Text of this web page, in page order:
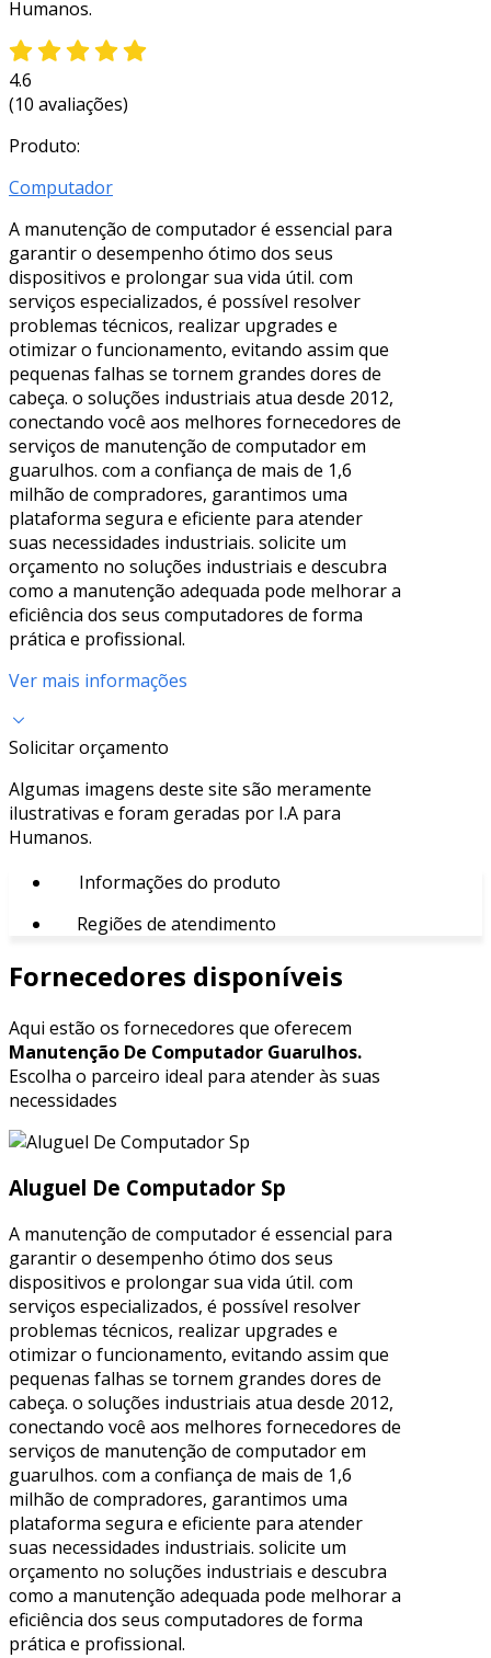
Humanos.
4.6
(10 avaliações)
Produto:
Computador
A manutenção de computador é essencial para
garantir o desempenho ótimo dos seus
dispositivos e prolongar sua vida útil. com
serviços especializados, é possível resolver
problemas técnicos, realizar upgrades e
otimizar o funcionamento, evitando assim que
pequenas falhas se tornem grandes dores de
cabeça. o soluções industriais atua desde 2012,
conectando você aos melhores fornecedores de
serviços de manutenção de computador em
guarulhos. com a confiança de mais de 1,6
milhão de compradores, garantimos uma
plataforma segura e eficiente para atender
suas necessidades industriais. solicite um
orçamento no soluções industriais e descubra
como a manutenção adequada pode melhorar a
eficiência dos seus computadores de forma
prática e profissional.
Ver mais informações
Solicitar orçamento
Algumas imagens deste site são meramente
ilustrativas e foram geradas por I.A para
Humanos.
Informações do produto
Regiões de atendimento
Fornecedores disponíveis
Aqui estão os fornecedores que oferecem
Manutenção De Computador Guarulhos.
Escolha o parceiro ideal para atender às suas
necessidades
Aluguel De Computador Sp
A manutenção de computador é essencial para
garantir o desempenho ótimo dos seus
dispositivos e prolongar sua vida útil. com
serviços especializados, é possível resolver
problemas técnicos, realizar upgrades e
otimizar o funcionamento, evitando assim que
pequenas falhas se tornem grandes dores de
cabeça. o soluções industriais atua desde 2012,
conectando você aos melhores fornecedores de
serviços de manutenção de computador em
guarulhos. com a confiança de mais de 1,6
milhão de compradores, garantimos uma
plataforma segura e eficiente para atender
suas necessidades industriais. solicite um
orçamento no soluções industriais e descubra
como a manutenção adequada pode melhorar a
eficiência dos seus computadores de forma
prática e profissional.